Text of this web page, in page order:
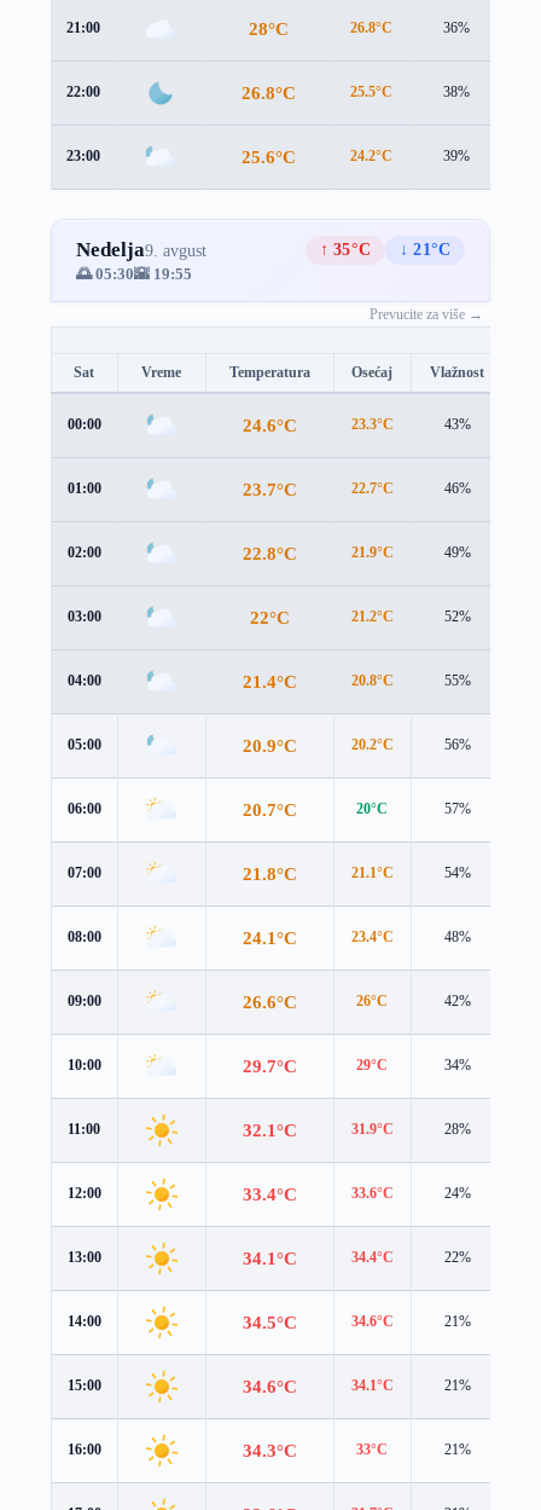
21:00 28°C 26.8°C 36%
22:00 26.8°C 25.5°C 38%
23:00 25.6°C 24.2°C 39%
Nedelja9. avgust ↑ 35°C
↓ 21°C
🌅 05:30🌇 19:55
Prevucite za više →
Sat Vreme Temperatura Osećaj Vlažnost
00:00 24.6°C 23.3°C 43%
01:00 23.7°C 22.7°C 46%
02:00 22.8°C 21.9°C 49%
03:00 22°C 21.2°C 52%
04:00 21.4°C 20.8°C 55%
05:00 20.9°C 20.2°C 56%
06:00 20.7°C 20°C 57%
07:00 21.8°C 21.1°C 54%
08:00 24.1°C 23.4°C 48%
09:00 26.6°C 26°C 42%
10:00 29.7°C 29°C 34%
11:00 32.1°C 31.9°C 28%
12:00 33.4°C 33.6°C 24%
13:00 34.1°C 34.4°C 22%
14:00 34.5°C 34.6°C 21%
15:00 34.6°C 34.1°C 21%
16:00 34.3°C 33°C 21%